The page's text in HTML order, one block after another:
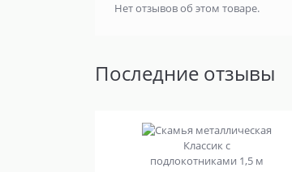
Нет отзывов об этом товаре.
Последние отзывы